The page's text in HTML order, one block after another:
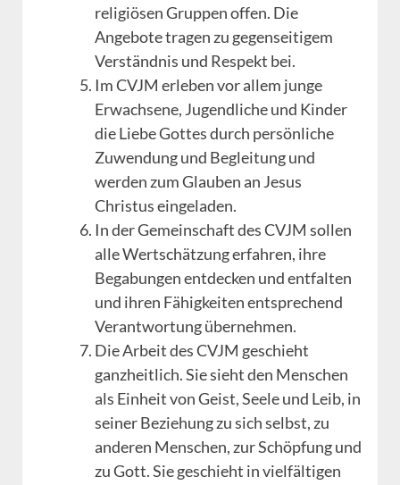
religiösen Gruppen offen. Die
Angebote tragen zu gegenseitigem
Verständnis und Respekt bei.
Im CVJM erleben vor allem junge
Erwachsene, Jugendliche und Kinder
die Liebe Gottes durch persönliche
Zuwendung und Begleitung und
werden zum Glauben an Jesus
Christus eingeladen.
In der Gemeinschaft des CVJM sollen
alle Wertschätzung erfahren, ihre
Begabungen entdecken und entfalten
und ihren Fähigkeiten entsprechend
Verantwortung übernehmen.
Die Arbeit des CVJM geschieht
ganzheitlich. Sie sieht den Menschen
als Einheit von Geist, Seele und Leib, in
seiner Beziehung zu sich selbst, zu
anderen Menschen, zur Schöpfung und
zu Gott. Sie geschieht in vielfältigen